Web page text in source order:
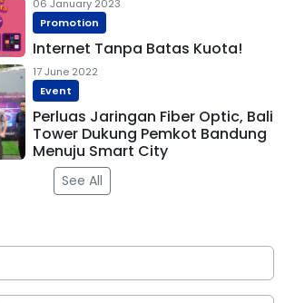
06 January 2023
Promotion
Internet Tanpa Batas Kuota!
17 June 2022
Event
Perluas Jaringan Fiber Optic, Bali
Tower Dukung Pemkot Bandung
Menuju Smart City
See All